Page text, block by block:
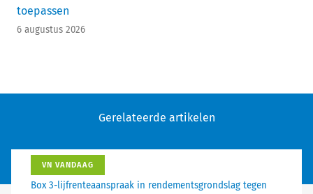
toepassen
6 augustus 2026
Gerelateerde artikelen
VN VANDAAG
Box 3-lijfrenteaanspraak in rendementsgrondslag tegen